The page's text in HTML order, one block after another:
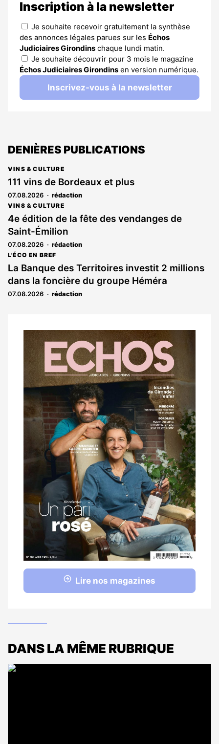
Inscription à la newsletter
Je souhaite recevoir gratuitement la synthèse
des annonces légales parues sur les Échos
Judiciaires Girondins chaque lundi matin.
Je souhaite découvrir pour 3 mois le magazine
Échos Judiciaires Girondins en version numérique.
Inscrivez-vous à la newsletter
DENIÈRES PUBLICATIONS
VINS & CULTURE
111 vins de Bordeaux et plus
07.08.2026 rédaction
VINS & CULTURE
4e édition de la fête des vendanges de
Saint-Émilion
07.08.2026 rédaction
L'ÉCO EN BREF
La Banque des Territoires investit 2 millions
dans la foncière du groupe Héméra
07.08.2026 rédaction
Notre
dernier
magazine
Lire nos magazines
DANS LA MÊME RUBRIQUE